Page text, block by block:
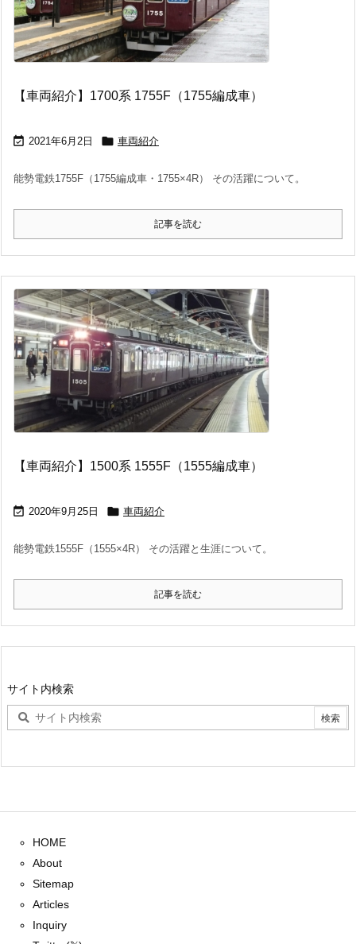
【車両紹介】1700系 1755F（1755編成車）
 2021年6月2日  車両紹介
能勢電鉄1755F（1755編成車・1755×4R） その活躍について。
記事を読む
【車両紹介】1500系 1555F（1555編成車）
 2020年9月25日  車両紹介
能勢電鉄1555F（1555×4R） その活躍と生涯について。
記事を読む
サイト内検索
HOME
About
Sitemap
Articles
Inquiry